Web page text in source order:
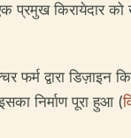
किरायेदार को
द्वारा डिज़ाइन
निर्माण पूरा हुआ (